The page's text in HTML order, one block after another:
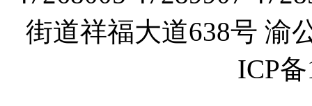
街道祥福大道638号 渝
ICP